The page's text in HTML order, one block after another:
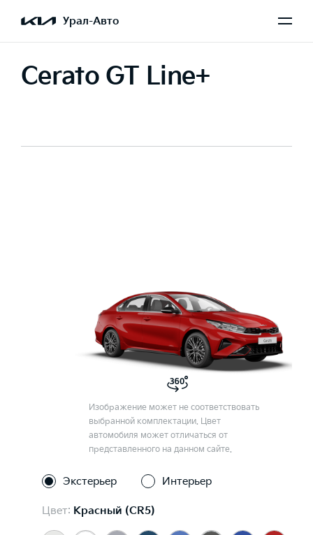
Урал-Авто
Cerato GT Line+
Изображение может не соответствовать
выбранной комплектации. Цвет
автомобиля может отличаться от
представленного на данном сайте.
Экстерьер Интерьер
Цвет: Красный (CR5)